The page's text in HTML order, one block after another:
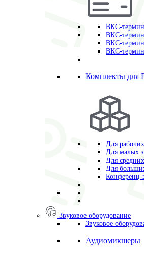
ВКС-
ВКС-
ВКС-
ВКС-
Комплекты для
Для
Для малых
Для
Для
Конференц-
Звуковое оборудование
Звуковое
Аудиомикшеры